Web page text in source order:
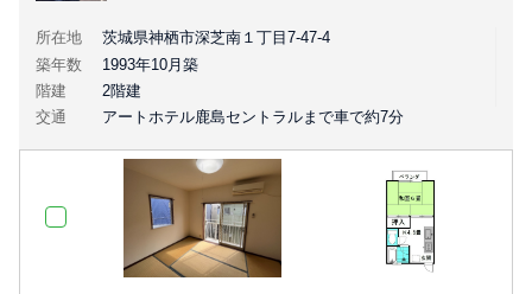
所在地
茨城県神栖市深芝南１丁目7-47-4
築年数
1993年10月築
階建
2階建
交通
アートホテル鹿島セントラルまで車で約7分